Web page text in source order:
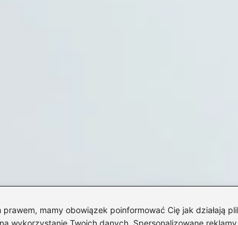
mamy obowiązek poinformować Cię jak działają
wykorzystanie Twoich danych. Spersonalizowane